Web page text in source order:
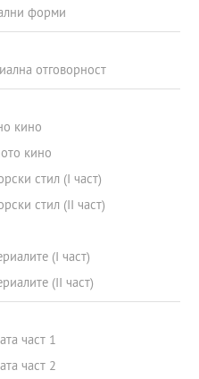
форми
отговорност
кино
кино
стил (I част)
стил (II част)
(I част)
(II част)
част 1
част 2